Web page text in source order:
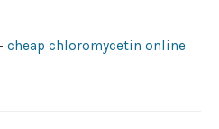
cheap chloromycetin online